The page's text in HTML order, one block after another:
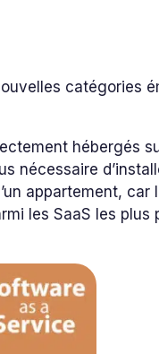
catégories
hébergés
nécessaire
appartement,
les SaaS les